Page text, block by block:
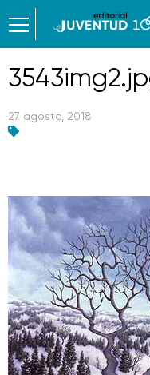
27 agosto, 2018